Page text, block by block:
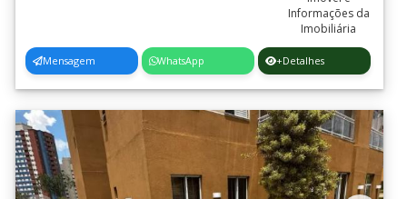
Mensagem WhatsApp +Detalhes